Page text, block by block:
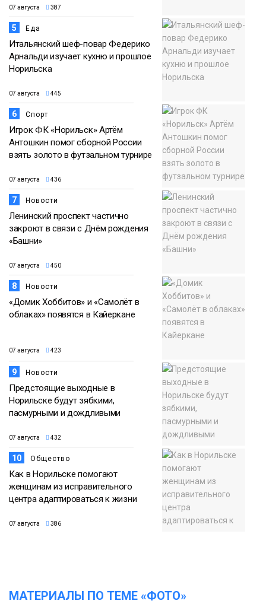
07 августа 387
5 Еда
Итальянский шеф-повар Федерико
Арнальди изучает кухню и прошлое
Норильска
07 августа 445
6 Спорт
Игрок ФК «Норильск» Артём
Антошкин помог сборной России
взять золото в футзальном турнире
07 августа 436
7 Новости
Ленинский проспект частично
закроют в связи с Днём рождения
«Башни»
07 августа 450
8 Новости
«Домик Хоббитов» и «Самолёт в
облаках» появятся в Кайеркане
07 августа 423
9 Новости
Предстоящие выходные в
Норильске будут зябкими,
пасмурными и дождливыми
07 августа 432
10 Общество
Как в Норильске помогают
женщинам из исправительного
центра адаптироваться к жизни
07 августа 386
МАТЕРИАЛЫ ПО ТЕМЕ «ФОТО»